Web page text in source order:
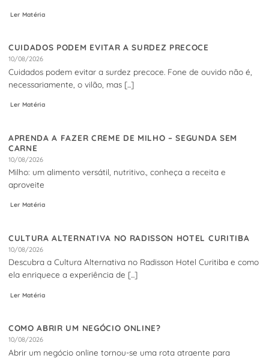
Ler Matéria
CUIDADOS PODEM EVITAR A SURDEZ PRECOCE
10/08/2026
Cuidados podem evitar a surdez precoce. Fone de ouvido não é,
necessariamente, o vilão, mas [...]
Ler Matéria
APRENDA A FAZER CREME DE MILHO – SEGUNDA SEM
CARNE
10/08/2026
Milho: um alimento versátil, nutritivo., conheça a receita e
aproveite
Ler Matéria
CULTURA ALTERNATIVA NO RADISSON HOTEL CURITIBA
10/08/2026
Descubra a Cultura Alternativa no Radisson Hotel Curitiba e como
ela enriquece a experiência de [...]
Ler Matéria
COMO ABRIR UM NEGÓCIO ONLINE?
10/08/2026
Abrir um negócio online tornou-se uma rota atraente para